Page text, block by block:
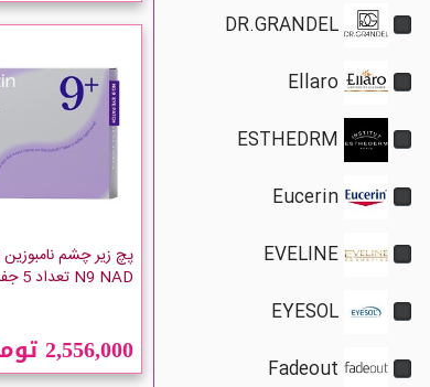
DR.GRANDEL
Ellaro
ESTHEDRM
Eucerin
EVELINE
EYESOL
Fadeout
N9 NAD تعداد 5 جفت
2,556,000 تومان